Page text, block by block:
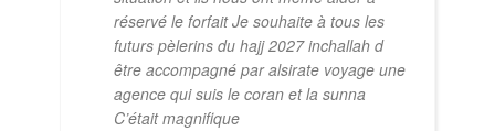
réservé le forfait Je souhaite à tous les
futurs pèlerins du hajj 2027 inchallah d
être accompagné par alsirate voyage une
agence qui suis le coran et la sunna
C’était magnifique